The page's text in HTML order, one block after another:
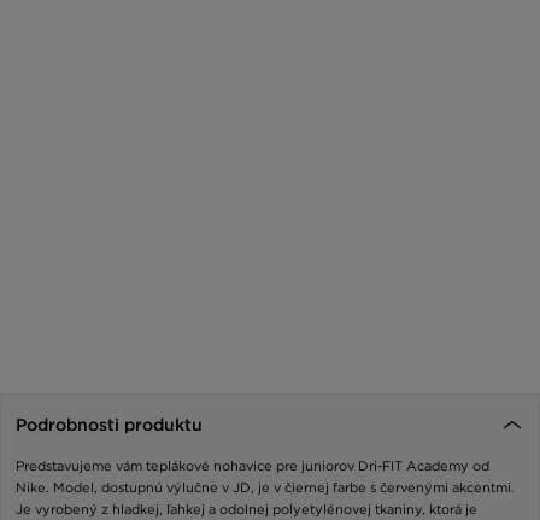
Podrobnosti produktu
Predstavujeme vám teplákové nohavice pre juniorov Dri-FIT Academy od
Nike. Model, dostupnú výlučne v JD, je v čiernej farbe s červenými akcentmi.
Je vyrobený z hladkej, ľahkej a odolnej polyetylénovej tkaniny, ktorá je